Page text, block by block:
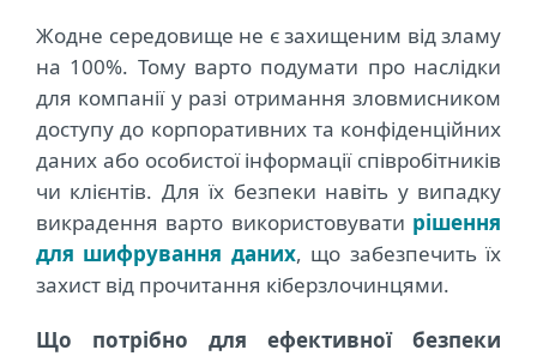
Жодне середовище не є захищеним від зламу
на 100%. Тому варто подумати про наслідки
для компанії у разі отримання зловмисником
доступу до корпоративних та конфіденційних
даних або особистої інформації співробітників
чи клієнтів. Для їх безпеки навіть у випадку
викрадення варто використовувати рішення
для шифрування даних, що забезпечить їх
захист від прочитання кіберзлочинцями.
Що потрібно для ефективної безпеки